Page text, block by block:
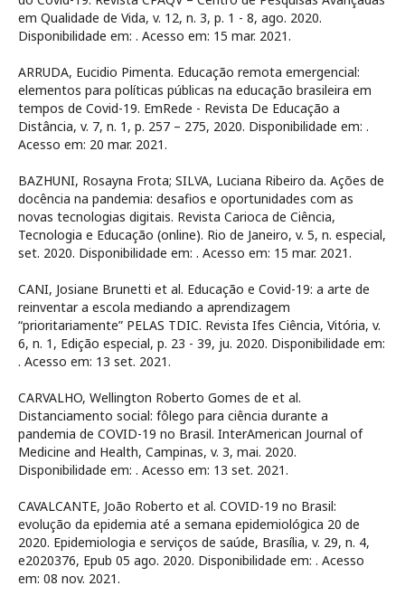
em Qualidade de Vida, v. 12, n. 3, p. 1 - 8, ago. 2020.
Disponibilidade em: . Acesso em: 15 mar. 2021.
ARRUDA, Eucidio Pimenta. Educação remota emergencial:
elementos para políticas públicas na educação brasileira em
tempos de Covid-19. EmRede - Revista De Educação a
Distância, v. 7, n. 1, p. 257 – 275, 2020. Disponibilidade em: .
Acesso em: 20 mar. 2021.
BAZHUNI, Rosayna Frota; SILVA, Luciana Ribeiro da. Ações de
docência na pandemia: desafios e oportunidades com as
novas tecnologias digitais. Revista Carioca de Ciência,
Tecnologia e Educação (online). Rio de Janeiro, v. 5, n. especial,
set. 2020. Disponibilidade em: . Acesso em: 15 mar. 2021.
CANI, Josiane Brunetti et al. Educação e Covid-19: a arte de
reinventar a escola mediando a aprendizagem
“prioritariamente” PELAS TDIC. Revista Ifes Ciência, Vitória, v.
6, n. 1, Edição especial, p. 23 - 39, ju. 2020. Disponibilidade em:
. Acesso em: 13 set. 2021.
CARVALHO, Wellington Roberto Gomes de et al.
Distanciamento social: fôlego para ciência durante a
pandemia de COVID-19 no Brasil. InterAmerican Journal of
Medicine and Health, Campinas, v. 3, mai. 2020.
Disponibilidade em: . Acesso em: 13 set. 2021.
CAVALCANTE, João Roberto et al. COVID-19 no Brasil:
evolução da epidemia até a semana epidemiológica 20 de
2020. Epidemiologia e serviços de saúde, Brasília, v. 29, n. 4,
e2020376, Epub 05 ago. 2020. Disponibilidade em: . Acesso
em: 08 nov. 2021.